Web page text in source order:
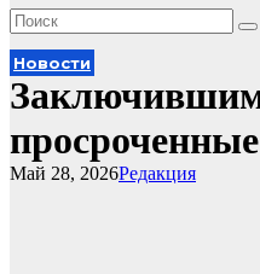
Новости
Редакция
Май 28, 2026